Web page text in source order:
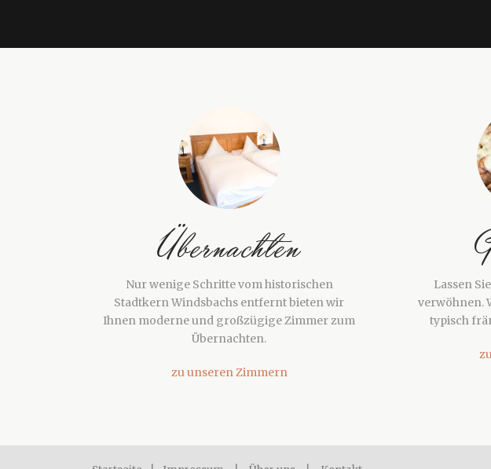
Übernachten
Nur wenige Schritte vom historischen
Stadtkern Windsbachs entfernt bieten wir
Ihnen moderne und großzügige Zimmer zum
Übernachten.
zu unseren Zimmern
Lassen
verwöhnen.
typisch